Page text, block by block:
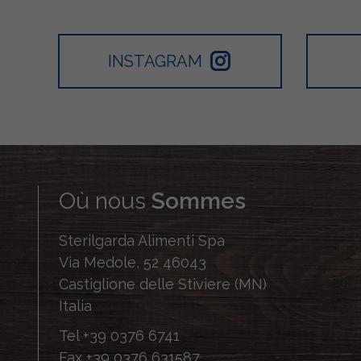
INSTAGRAM
Où nousSommes
Sterilgarda Alimenti Spa
Via Medole, 52 46043
Castiglione delle Stiviere (MN)
Italia
Tel +39 0376 6741